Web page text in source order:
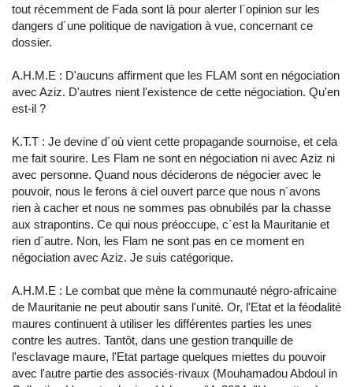
tout récemment de Fada sont là pour alerter l´opinion sur les
dangers d´une politique de navigation à vue, concernant ce
dossier.
A.H.M.E : D'aucuns affirment que les FLAM sont en négociation
avec Aziz. D'autres nient l'existence de cette négociation. Qu'en
est-il ?
K.T.T : Je devine d´où vient cette propagande sournoise, et cela
me fait sourire. Les Flam ne sont en négociation ni avec Aziz ni
avec personne. Quand nous déciderons de négocier avec le
pouvoir, nous le ferons à ciel ouvert parce que nous n´avons
rien à cacher et nous ne sommes pas obnubilés par la chasse
aux strapontins. Ce qui nous préoccupe, c´est la Mauritanie et
rien d´autre. Non, les Flam ne sont pas en ce moment en
négociation avec Aziz. Je suis catégorique.
A.H.M.E : Le combat que mène la communauté négro-africaine
de Mauritanie ne peut aboutir sans l'unité. Or, l'Etat et la féodalité
maures continuent à utiliser les différentes parties les unes
contre les autres. Tantôt, dans une gestion tranquille de
l'esclavage maure, l'Etat partage quelques miettes du pouvoir
avec l'autre partie des associés-rivaux (Mouhamadou Abdoul in